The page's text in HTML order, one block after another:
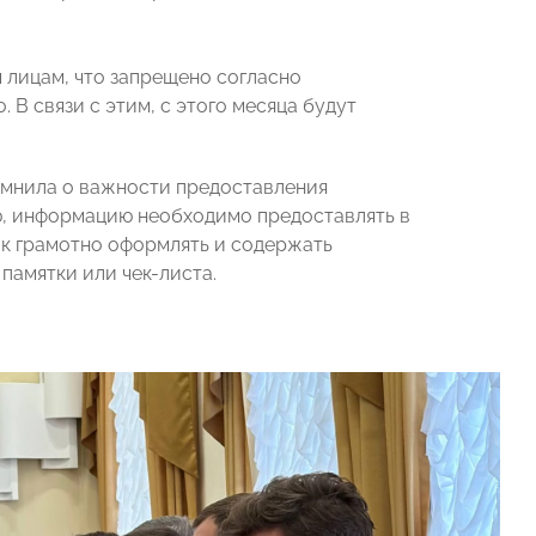
что запрещено согласно
связи с этим, с этого месяца будут
о важности предоставления
необходимо предоставлять в
грамотно оформлять и содержать
или чек-листа.